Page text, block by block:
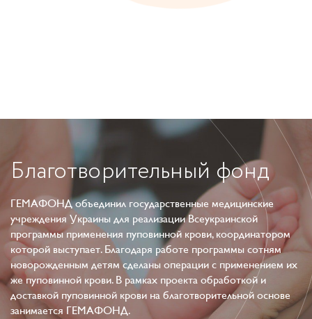
Благотворительный фонд
ГЕМАФОНД объединил государственные медицинские
учреждения Украины для реализации Всеукраинской
программы применения пуповинной крови, координатором
которой выступает. Благодаря работе программы сотням
новорожденным детям сделаны операции с применением их
же пуповинной крови. В рамках проекта обработкой и
доставкой пуповинной крови на благотворительной основе
занимается ГЕМАФОНД.